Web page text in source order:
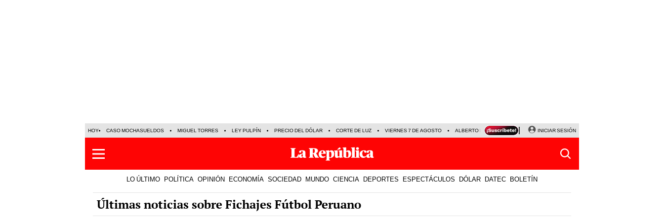
HOY CASO MOCHASUELDOS MIGUEL TORRES LEY PULPÍN PRECIO DEL DÓLAR CORTE DE LUZ VIERNES 7 DE AGOSTO ALBERTO BENAVIDES NALDY SALDAÑA
INICIAR SESIÓN
LO ÚLTIMO POLÍTICA OPINIÓN ECONOMÍA SOCIEDAD MUNDO CIENCIA DEPORTES ESPECTÁCULOS DÓLAR DATEC BOLETÍN
Últimas noticias sobre Fichajes Fútbol Peruano